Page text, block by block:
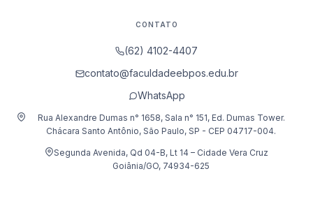
CONTATO
(62) 4102-4407
contato@faculdadeebpos.edu.br
WhatsApp
Rua Alexandre Dumas n° 1658, Sala n° 151, Ed. Dumas Tower.
Chácara Santo Antônio, São Paulo, SP - CEP 04717-004.
Segunda Avenida, Qd 04-B, Lt 14 – Cidade Vera Cruz
Goiânia/GO, 74934-625